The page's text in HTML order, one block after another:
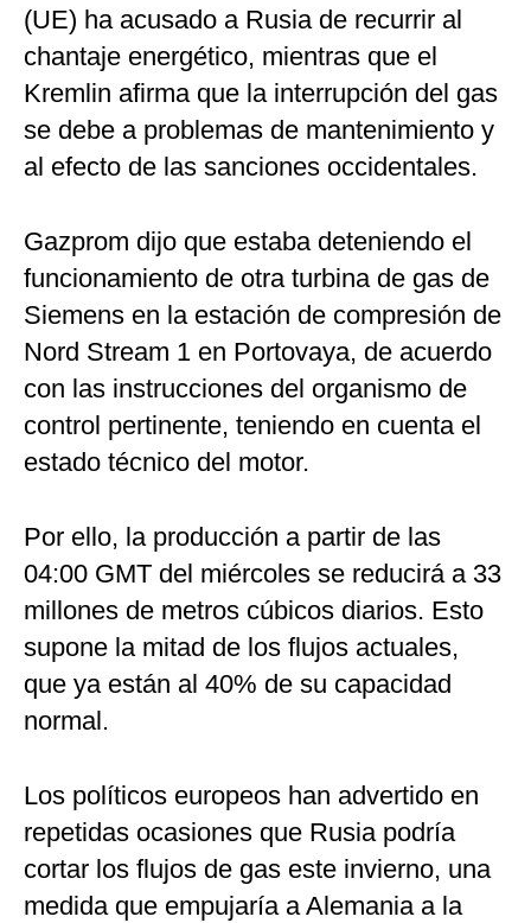
(UE) ha acusado a Rusia de recurrir al
chantaje energético, mientras que el
Kremlin afirma que la interrupción del gas
se debe a problemas de mantenimiento y
al efecto de las sanciones occidentales.
Gazprom dijo que estaba deteniendo el
funcionamiento de otra turbina de gas de
Siemens en la estación de compresión de
Nord Stream 1 en Portovaya, de acuerdo
con las instrucciones del organismo de
control pertinente, teniendo en cuenta el
estado técnico del motor.
Por ello, la producción a partir de las
04:00 GMT del miércoles se reducirá a 33
millones de metros cúbicos diarios. Esto
supone la mitad de los flujos actuales,
que ya están al 40% de su capacidad
normal.
Los políticos europeos han advertido en
repetidas ocasiones que Rusia podría
cortar los flujos de gas este invierno, una
medida que empujaría a Alemania a la